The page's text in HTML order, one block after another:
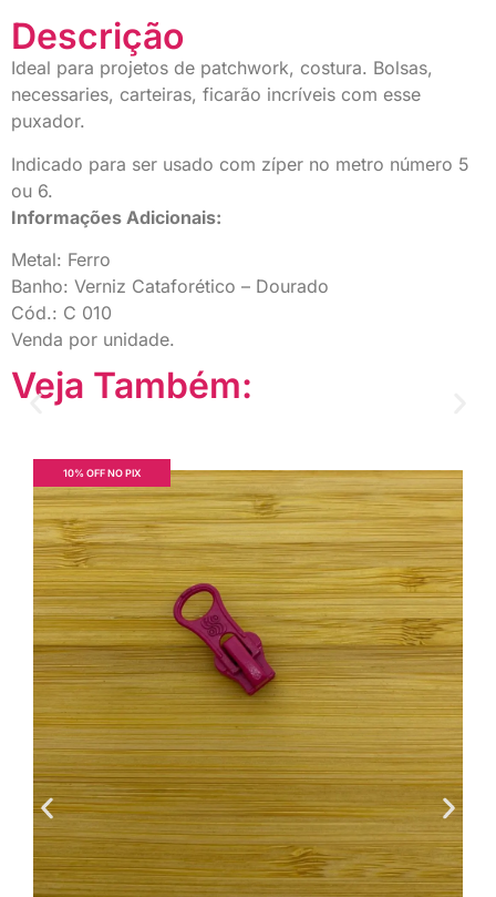
Descrição
Ideal para projetos de patchwork, costura. Bolsas,
necessaries, carteiras, ficarão incríveis com esse
puxador.
Indicado para ser usado com zíper no metro número 5
ou 6.
Informações Adicionais:
Metal: Ferro
Banho: Verniz Cataforético – Dourado
Cód.: C 010
Venda por unidade.
Veja Também:
10% OFF NO PIX